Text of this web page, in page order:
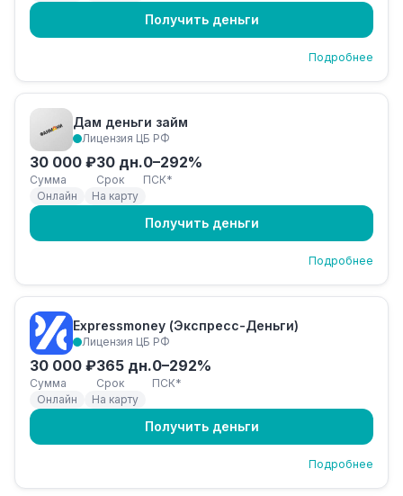
Получить деньги
Подробнее
Дам деньги займ
Лицензия ЦБ РФ
30 000 ₽
Сумма
30 дн.
Срок
0–292%
ПСК*
Онлайн
На карту
Получить деньги
Подробнее
Expressmoney (Экспресс-Деньги)
Лицензия ЦБ РФ
30 000 ₽
Сумма
365 дн.
Срок
0–292%
ПСК*
Онлайн
На карту
Получить деньги
Подробнее